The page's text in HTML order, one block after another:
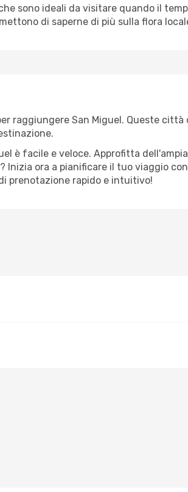
sono ideali da visitare quando il
di saperne di più sulla flora
raggiungere San Miguel. Queste città
è facile e veloce. Approfitta
ora a pianificare il tuo viaggio
prenotazione rapido e intuitivo!